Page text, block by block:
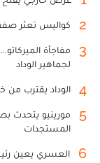
2 كواليس تعثر
3
مفاجأة
لجماهير الوداد
4 الوداد يقترب
5
مورينيو يتحدث
المستجدات
6 العسري يعين